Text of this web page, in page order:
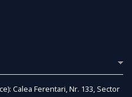
Calea Ferentari, Nr. 133, Sector